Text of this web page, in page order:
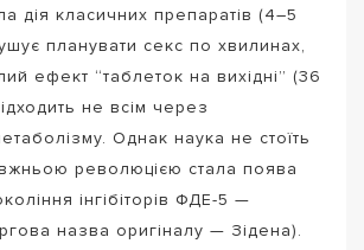
дія класичних препаратів (4–5
планувати секс по хвилинах,
ефект “таблеток на вихідні” (36
не всім через
Однак наука не стоїть
революцією стала поява
інгібіторів ФДЕ-5 —
назва оригіналу — Зідена).